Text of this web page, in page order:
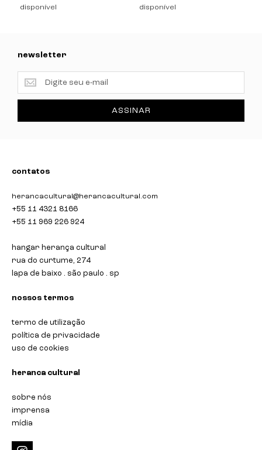
disponível disponível
newsletter
newsletter
ASSINAR
contatos
herancacultural@herancacultural.com
+55 11 4321 8166
+55 11 969 226 924
hangar herança cultural
rua do curtume, 274
lapa de baixo . são paulo . sp
nossos termos
termo de utilização
política de privacidade
uso de cookies
heranca cultural
sobre nós
imprensa
mídia